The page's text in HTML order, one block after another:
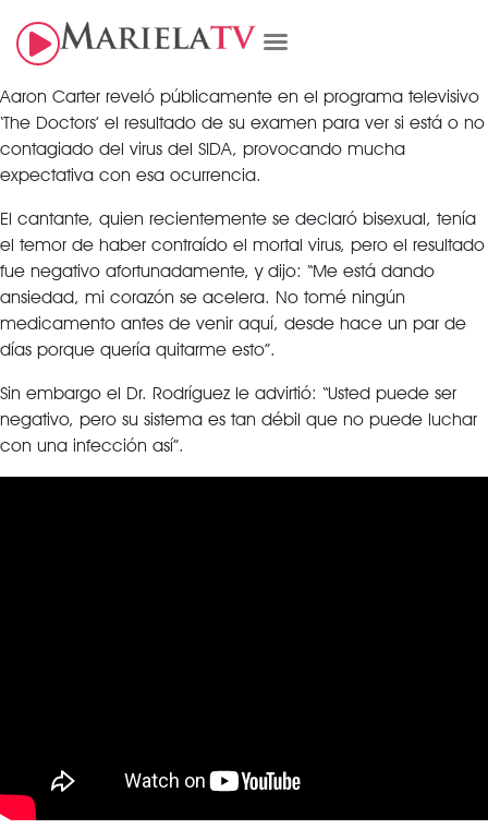
Aaron Carter reveló públicamente en el programa televisivo
‘The Doctors’ el resultado de su examen para ver si está o no
contagiado del virus del SIDA, provocando mucha
expectativa con esa ocurrencia.
El cantante, quien recientemente se declaró bisexual, tenía
el temor de haber contraído el mortal virus, pero el resultado
fue negativo afortunadamente, y dijo: “Me está dando
ansiedad, mi corazón se acelera. No tomé ningún
medicamento antes de venir aquí, desde hace un par de
días porque quería quitarme esto”.
Sin embargo el Dr. Rodríguez le advirtió: “Usted puede ser
negativo, pero su sistema es tan débil que no puede luchar
con una infección así”.